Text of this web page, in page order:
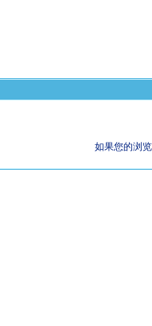
如果您的浏